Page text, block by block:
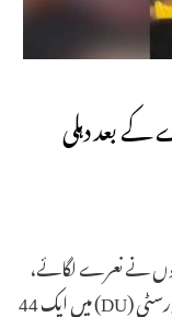
بعد دہلی
نے نعرے لگائے،
“دیش کے غداروں کو گولی مارو سالون کو۔ دہلی یونیورسٹی (DU) میں ایک 44